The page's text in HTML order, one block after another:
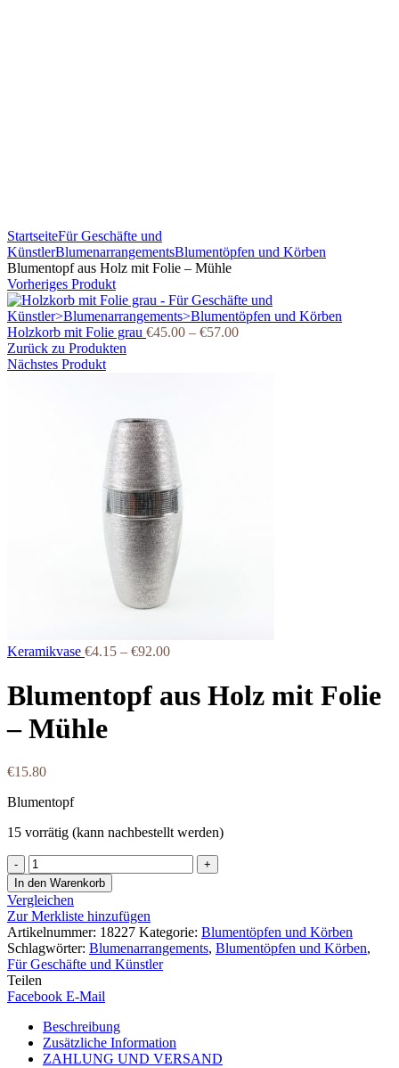
StartseiteFür Geschäfte und
KünstlerBlumenarrangementsBlumentöpfen und Körben
Blumentopf aus Holz mit Folie – Mühle
Vorheriges Produkt
Holzkorb mit Folie grau €45.00 – €57.00
Zurück zu Produkten
Nächstes Produkt
Keramikvase €4.15 – €92.00
Blumentopf aus Holz mit Folie
– Mühle
€15.80
Blumentopf
15 vorrätig (kann nachbestellt werden)
Blumentopf
aus
Holz
mit
Folie
-
Mühle
Menge
In den Warenkorb
Vergleichen
Zur Merkliste hinzufügen
Artikelnummer: 18227 Kategorie: Blumentöpfen und Körben
Schlagwörter: Blumenarrangements, Blumentöpfen und Körben,
Für Geschäfte und Künstler
Teilen
Facebook E-Mail
Beschreibung
Zusätzliche Information
ZAHLUNG UND VERSAND